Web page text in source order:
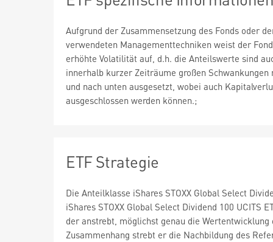
Aufgrund der Zusammensetzung des Fonds oder
verwendeten Managementtechniken weist der
erhöhte Volatilität auf, d.h. die Anteilswerte sind
innerhalb kurzer Zeiträume großen Schwankungen
und nach unten ausgesetzt, wobei auch
ausgeschlossen werden können.;
ETF Strategie
Die Anteilklasse iShares STOXX Global Select
iShares STOXX Global Select Dividend 100 UCITS
der anstrebt, möglichst genau die
Zusammenhang strebt er die Nachbildung des